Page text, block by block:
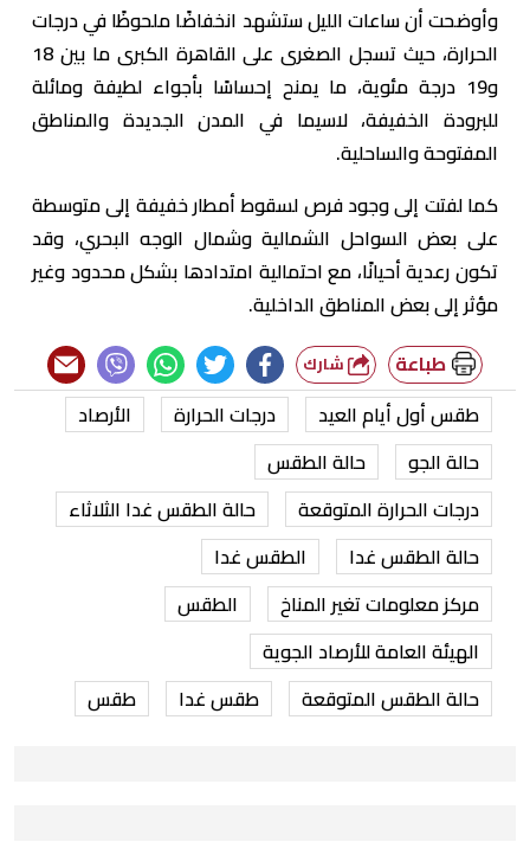
وأوضحت أن ساعات الليل ستشهد انخفاضًا ملحوظًا في درجات
الحرارة، حيث تسجل الصغرى على القاهرة الكبرى ما بين 18
و19 درجة مئوية، ما يمنح إحساسًا بأجواء لطيفة ومائلة
للبرودة الخفيفة، لاسيما في المدن الجديدة والمناطق
المفتوحة والساحلية.
كما لفتت إلى وجود فرص لسقوط أمطار خفيفة إلى متوسطة
على بعض السواحل الشمالية وشمال الوجه البحري، وقد
تكون رعدية أحيانًا، مع احتمالية امتدادها بشكل محدود وغير
مؤثر إلى بعض المناطق الداخلية.
طباعة
طقس أول أيام العيد درجات الحرارة
الأرصاد
حالة الجو
حالة الطقس
درجات الحرارة المتوقعة
حالة الطقس غدا الثلاثاء
حالة الطقس غدا
الطقس غدا
مركز معلومات تغير المناخ
الطقس
الهيئة العامة للأرصاد الجوية
حالة الطقس المتوقعة
طقس غدا طقس